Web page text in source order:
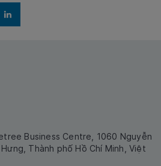
Business Centre, 1060 Nguyễn
Thành phố Hồ Chí Minh, Việt